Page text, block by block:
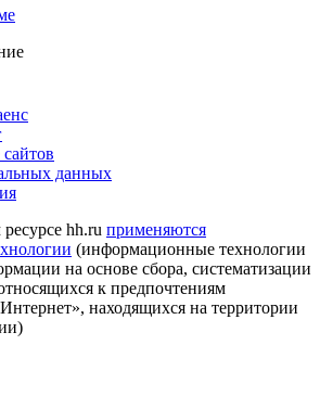
данных
hh.ru применяются
(информационные технологии
на основе сбора, систематизации
к предпочтениям
находящихся на территории